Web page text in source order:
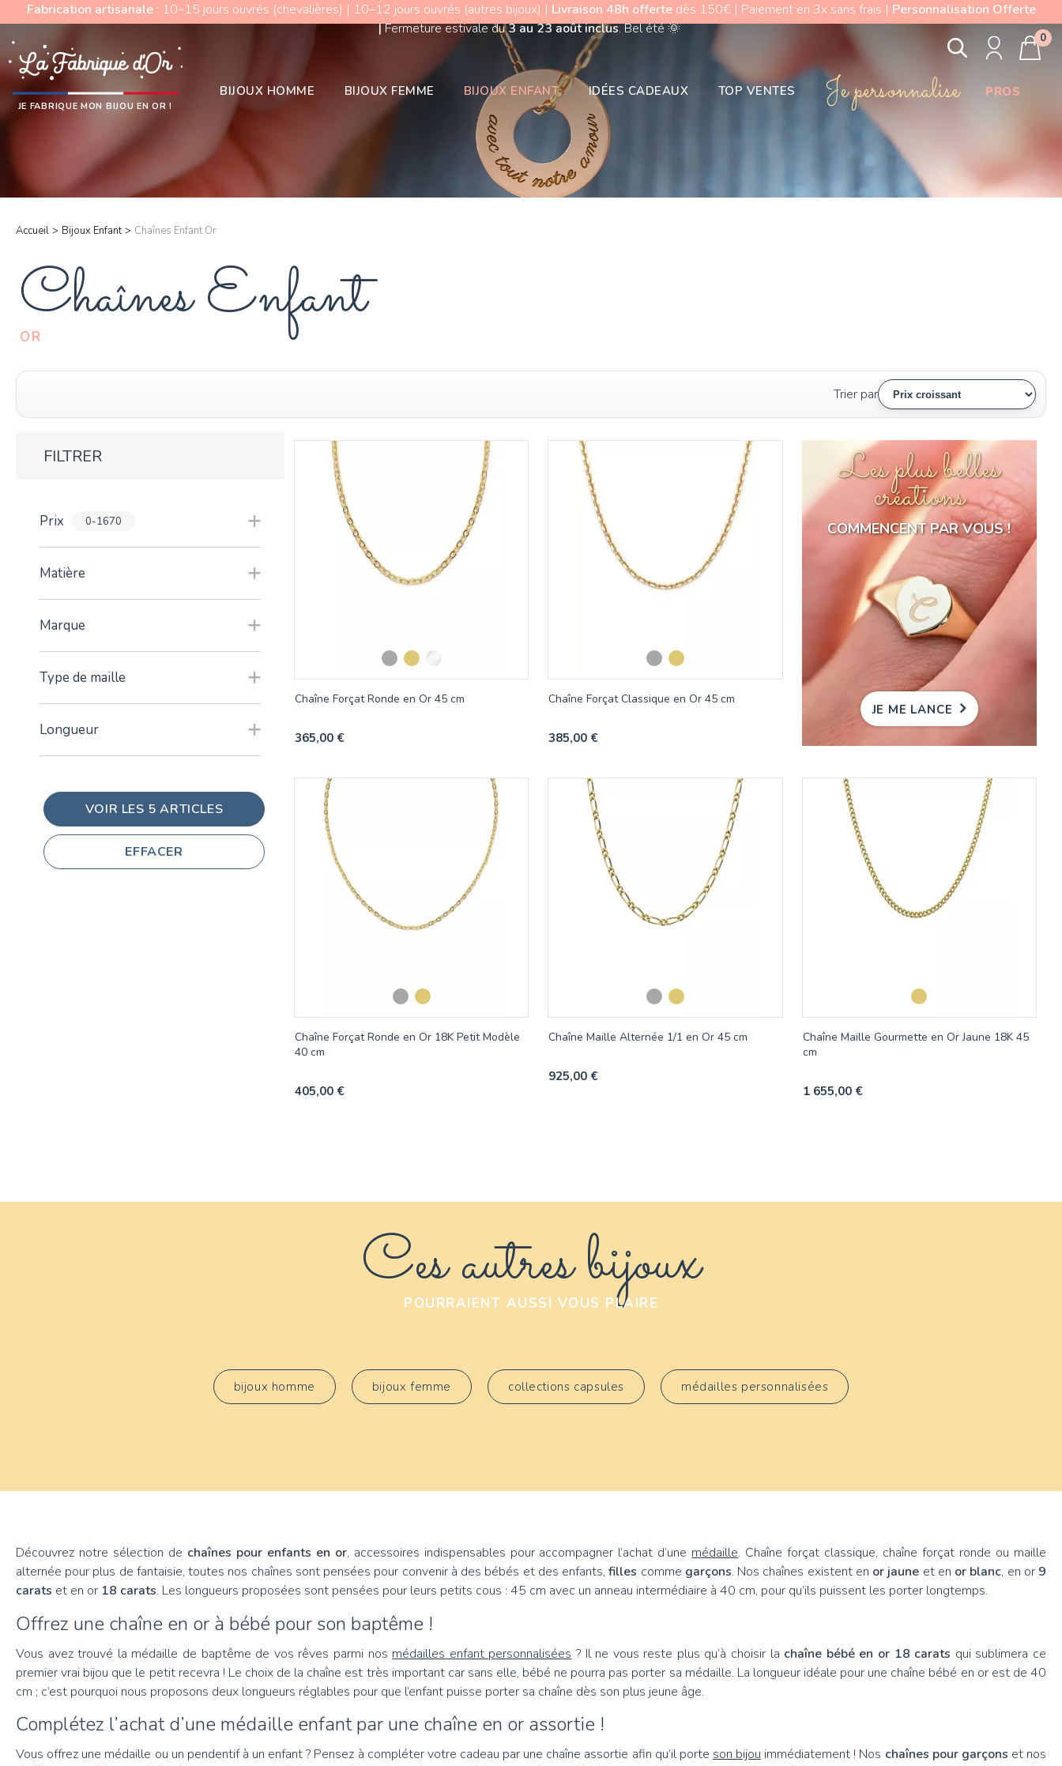
Fabrication artisanale: 10–15 jours ouvrés (chevalières) | 10–12 jours ouvrés (autres bijoux) | Livraison 48h offertedès 150€ | Paiement en 3x sans frais | Personnalisation Offerte
|Fermeture estivale du3 au 23 août inclus. Bel été🌞
JE FABRIQUE MON BIJOU EN OR !
BIJOUX HOMME BIJOUX FEMME BIJOUX ENFANT IDÉES CADEAUX TOP VENTES Je personnalise PROS
0
Accueil > Bijoux Enfant > Chaînes Enfant Or
Chaînes Enfant
OR
Trier par
FILTRER
Prix 0-1670
Matière
Marque
Type de maille
Longueur
VOIR LES 5 ARTICLES
EFFACER
Chaîne Forçat Ronde en Or 45 cm
365,00 €
Chaîne Forçat Classique en Or 45 cm
385,00 €
Les plus belles
créations
COMMENCENT PAR VOUS !
JE ME LANCE
Chaîne Forçat Ronde en Or 18K Petit Modèle
40 cm
405,00 €
Chaîne Maille Alternée 1/1 en Or 45 cm
925,00 €
Chaîne Maille Gourmette en Or Jaune 18K 45
cm
1 655,00 €
Ces autres bijoux
POURRAIENT AUSSI VOUS PLAIRE
bijoux homme bijoux femme collections capsules médailles personnalisées
Découvrez notre sélection de chaînes pour enfants en or, accessoires indispensables pour accompagner l’achat d’une médaille. Chaîne forçat classique, chaîne forçat ronde ou maille
alternée pour plus de fantaisie, toutes nos chaînes sont pensées pour convenir à des bébés et des enfants,filles comme garçons. Nos chaînes existent en or jaune et en or blanc, en or 9
carats et en or 18 carats. Les longueurs proposées sont pensées pour leurs petits cous : 45 cm avec un anneau intermédiaire à 40 cm, pour qu’ils puissent les porter longtemps.
Offrez une chaîne en or à bébé pour son baptême !
Vous avez trouvé la médaille de baptême de vos rêves parmi nos médailles enfant personnalisées ? Il ne vous reste plus qu’à choisir la chaîne bébé en or 18 carats qui sublimera ce
premier vrai bijou que le petit recevra ! Le choix de la chaîne est très important car sans elle, bébé ne pourra pas porter sa médaille. La longueur idéale pour une chaîne bébé en or est de 40
cm ; c’est pourquoi nous proposons deux longueurs réglables pour que l’enfant puisse porter sa chaîne dès son plus jeune âge.
Complétez l’achat d’une médaille enfant par une chaîne en or assortie !
Vous offrez une médaille ou un pendentif à un enfant ? Pensez à compléter votre cadeau par une chaîne assortie afin qu’il porteson bijou immédiatement ! Nos chaînes pour garçons et nos